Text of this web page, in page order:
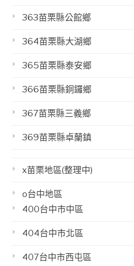
363苗栗縣公館鄉
364苗栗縣大湖鄉
365苗栗縣泰安鄉
366苗栗縣銅鑼鄉
367苗栗縣三義鄉
369苗栗縣卓蘭鎮
x苗栗地區(整理中)
o台中地區
400台中市中區
404台中市北區
407台中市西屯區